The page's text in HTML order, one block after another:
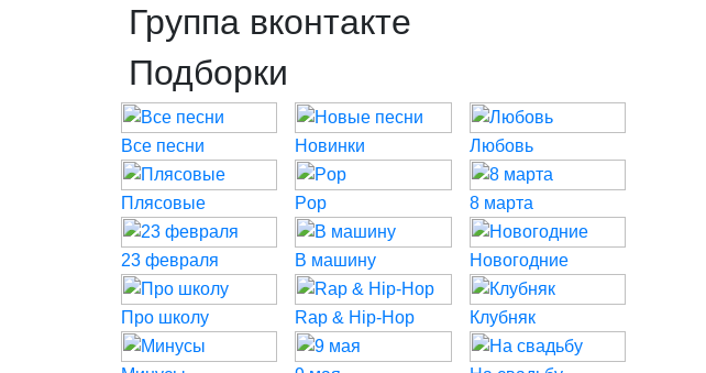
Группа вконтакте
Подборки
Все песни Новинки Любовь
Плясовые Pop 8 марта
23 февраля В машину Новогодние
Про школу Rap & Hip-Hop Клубняк